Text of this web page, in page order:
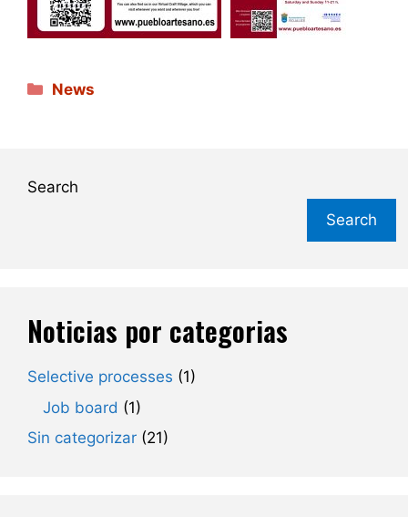
Categories
News
Search
Search
Noticias por categorias
Selective processes (1)
Job board (1)
Sin categorizar (21)